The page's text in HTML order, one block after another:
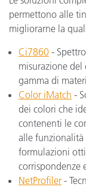
permettono alle
migliorarne la
Ci7860 -
misurazione
gamma di
Color iMatch -
dei colori che
contenenti le
alle funzionalità
formulazioni
corrispondenze
NetProfiler -